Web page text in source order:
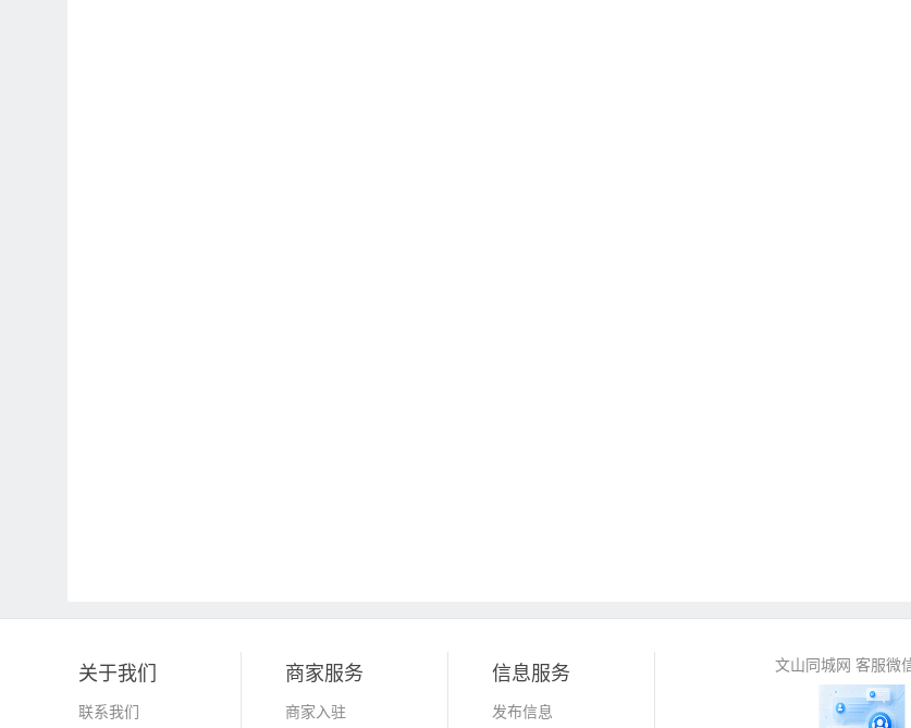
关于我们
联系我们
商家服务
商家入驻
信息服务
发布信息
文山同城网 客服微